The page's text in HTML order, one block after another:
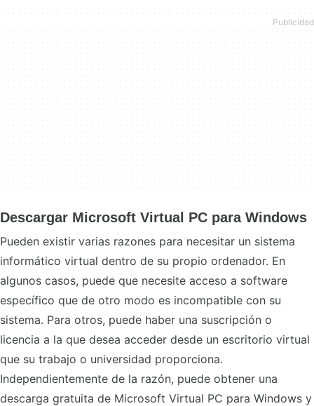
Descargar Microsoft Virtual PC para Windows
Pueden existir varias razones para necesitar un sistema
informático virtual dentro de su propio ordenador. En
algunos casos, puede que necesite acceso a software
específico que de otro modo es incompatible con su
sistema. Para otros, puede haber una suscripción o
licencia a la que desea acceder desde un escritorio virtual
que su trabajo o universidad proporciona.
Independientemente de la razón, puede obtener una
descarga gratuita de Microsoft Virtual PC para Windows y